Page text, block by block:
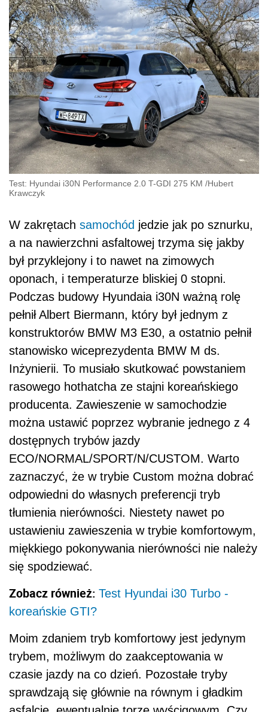
Test: Hyundai i30N Performance 2.0 T-GDI 275 KM /Hubert
Krawczyk
W zakrętach samochód jedzie jak po sznurku,
a na nawierzchni asfaltowej trzyma się jakby
był przyklejony i to nawet na zimowych
oponach, i temperaturze bliskiej 0 stopni.
Podczas budowy Hyundaia i30N ważną rolę
pełniłAlbert Biermann, który był jednym z
konstruktorów BMW M3 E30, a ostatnio pełnił
stanowisko wiceprezydenta BMW M ds.
Inżynierii. To musiało skutkować powstaniem
rasowego hothatcha ze stajni koreańskiego
producenta. Zawieszenie w samochodzie
można ustawić poprzez wybranie jednego z 4
dostępnych trybów jazdy
ECO/NORMAL/SPORT/N/CUSTOM. Warto
zaznaczyć, że w trybie Custom można dobrać
odpowiedni do własnych preferencji tryb
tłumienia nierówności. Niestety nawet po
ustawieniu zawieszenia w trybie komfortowym,
miękkiego pokonywania nierówności nie należy
się spodziewać.
Zobacz również: Test Hyundai i30 Turbo -
koreańskie GTI?
Moim zdaniem tryb komfortowy jest jedynym
trybem, możliwym do zaakceptowania w
czasie jazdy na co dzień. Pozostałe tryby
sprawdzają się głównie na równym i gładkim